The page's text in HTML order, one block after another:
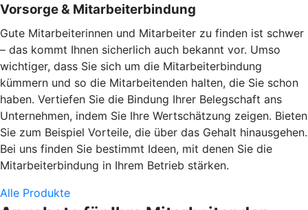
Vorsorge & Mitarbeiterbindung
Gute Mitarbeiterinnen und Mitarbeiter zu finden ist schwer
– das kommt Ihnen sicherlich auch bekannt vor. Umso
wichtiger, dass Sie sich um die Mitarbeiterbindung
kümmern und so die Mitarbeitenden halten, die Sie schon
haben. Vertiefen Sie die Bindung Ihrer Belegschaft ans
Unternehmen, indem Sie Ihre Wertschätzung zeigen. Bieten
Sie zum Beispiel Vorteile, die über das Gehalt hinausgehen.
Bei uns finden Sie bestimmt Ideen, mit denen Sie die
Mitarbeiterbindung in Ihrem Betrieb stärken.
Alle Produkte